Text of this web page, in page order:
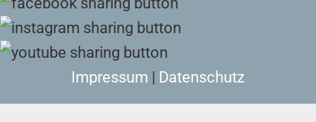
Impressum | Datenschutz